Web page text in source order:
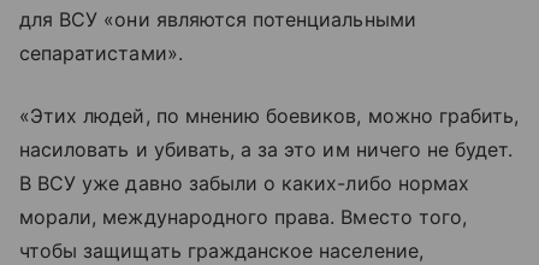
для ВСУ «они являются потенциальными
сепаратистами».
«Этих людей, по мнению боевиков, можно грабить,
насиловать и убивать, а за это им ничего не будет.
В ВСУ уже давно забыли о каких-либо нормах
морали, международного права. Вместо того,
чтобы защищать гражданское население,